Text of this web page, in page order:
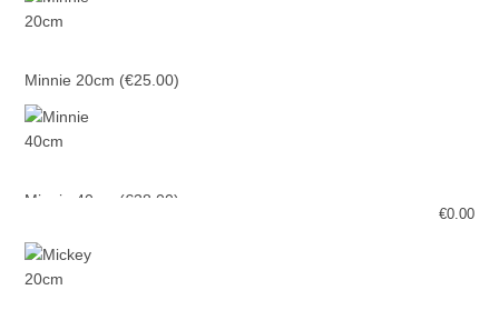
Minnie 20cm (€25.00)
Minnie 40cm (€38.00)
€0.00